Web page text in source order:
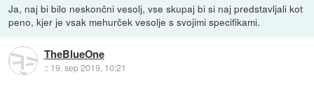
Ja, naj bi bilo neskončni vesolj, vse skupaj bi si naj predstavljali kot
peno, kjer je vsak mehurček vesolje s svojimi specifikami.
TheBlueOne
:: 19. sep 2019, 10:21